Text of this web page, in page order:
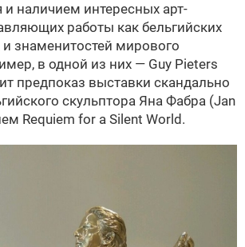
и наличием интересных арт-
работы как бельгийских
знаменитостей мирового
в одной из них — Guy Pieters
предпоказ выставки скандально
скульптора Яна Фабра (Jan
Requiem for a Silent World.